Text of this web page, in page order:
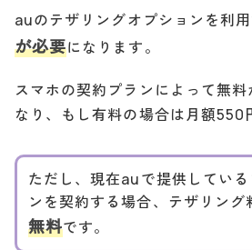
auのテザリングオプションを利
が必要になります。
スマホの契約プランによって無
なり、もし有料の場合は月額550
ただし、現在auで提供している
ンを契約する場合、テザリング
無料です。